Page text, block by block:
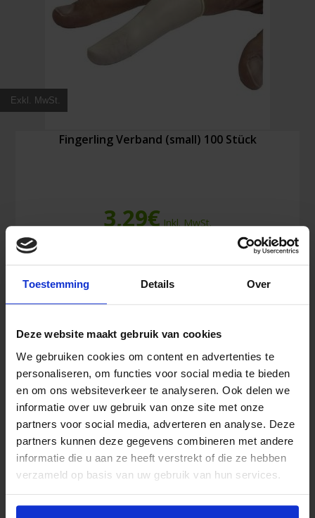
Toestemming Details Over
Deze website maakt gebruik van cookies
We gebruiken cookies om content en advertenties te
personaliseren, om functies voor social media te bieden
en om ons websiteverkeer te analyseren. Ook delen we
informatie over uw gebruik van onze site met onze
partners voor social media, adverteren en analyse. Deze
partners kunnen deze gegevens combineren met andere
informatie die u aan ze heeft verstrekt of die ze hebben
verzameld op basis van uw gebruik van hun services.
Exkl. MwSt.
Fingerling Verband (small) 100 Stück
3,29€Inkl. MwSt.
Verband
(small)
Stück
In den Warenkorb
Ähnliche Produkte